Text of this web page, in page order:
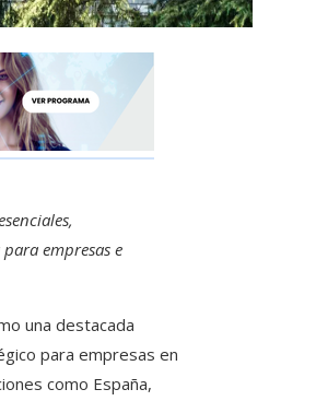
empresas e
una destacada
para empresas en
como España,